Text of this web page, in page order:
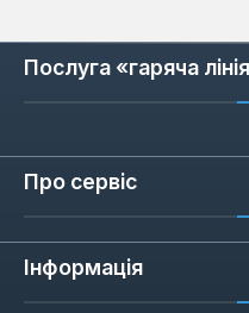
фіксації легких
або як фали для
інструменту на
що важливо для
Послуга «гаряча
Про сервіс
Інформація